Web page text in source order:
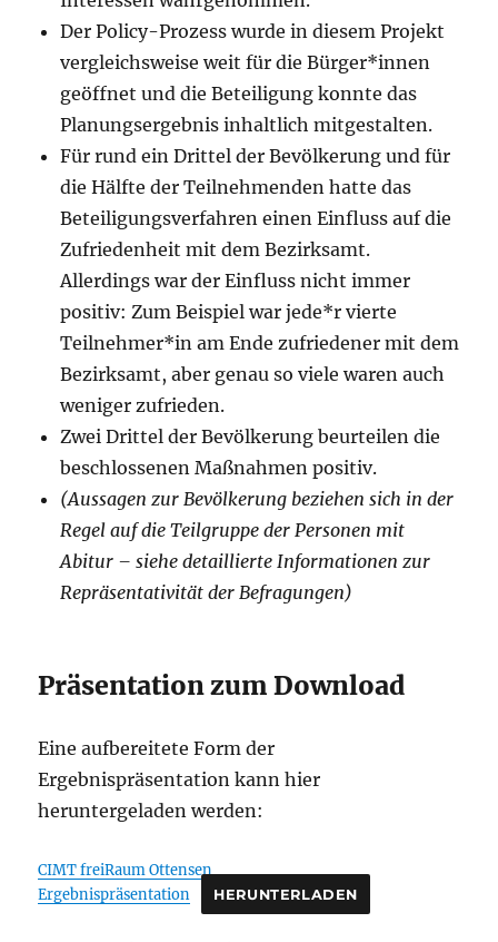
Der Policy-Prozess wurde in diesem Projekt
vergleichsweise weit für die Bürger*innen
geöffnet und die Beteiligung konnte das
Planungsergebnis inhaltlich mitgestalten.
Für rund ein Drittel der Bevölkerung und für
die Hälfte der Teilnehmenden hatte das
Beteiligungsverfahren einen Einfluss auf die
Zufriedenheit mit dem Bezirksamt.
Allerdings war der Einfluss nicht immer
positiv: Zum Beispiel war jede*r vierte
Teilnehmer*in am Ende zufriedener mit dem
Bezirksamt, aber genau so viele waren auch
weniger zufrieden.
Zwei Drittel der Bevölkerung beurteilen die
beschlossenen Maßnahmen positiv.
(Aussagen zur Bevölkerung beziehen sich in der
Regel auf die Teilgruppe der Personen mit
Abitur – siehe detaillierte Informationen zur
Repräsentativität der Befragungen)
Präsentation zum Download
Eine aufbereitete Form der
Ergebnispräsentation kann hier
heruntergeladen werden:
CIMT freiRaum Ottensen
Ergebnispräsentation
HERUNTERLADEN